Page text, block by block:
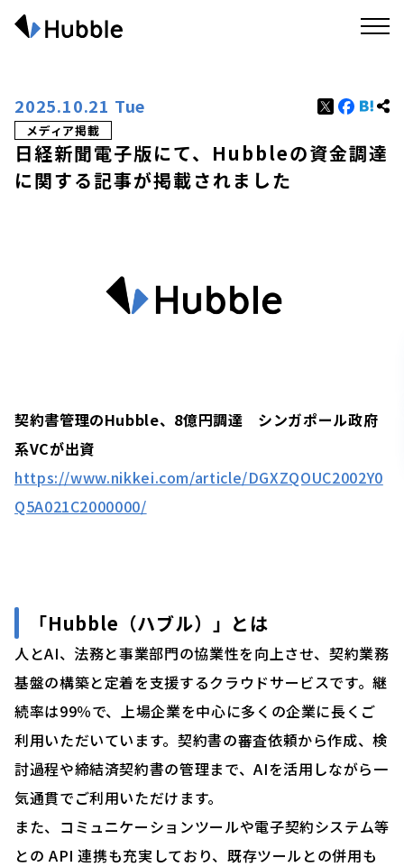
2025.10.21 Tue
メディア掲載
日経新聞電子版にて、Hubbleの資金調達
に関する記事が掲載されました
契約書管理のHubble、8億円調達 シンガポール政府
系VCが出資
https://www.nikkei.com/article/DGXZQOUC2002Y0
Q5A021C2000000/
「Hubble（ハブル）」 とは
人とAI、法務と事業部門の協業性を向上させ、契約業務
基盤の構築と定着を支援するクラウドサービスです。継
続率は99％で、上場企業を中心に多くの企業に長くご
利用いただいています。契約書の審査依頼から作成、検
討過程や締結済契約書の管理まで、AIを活用しながら一
気通貫でご利用いただけます。
また、コミュニケーションツールや電子契約システム等
との API 連携も充実しており、既存ツールとの併用も